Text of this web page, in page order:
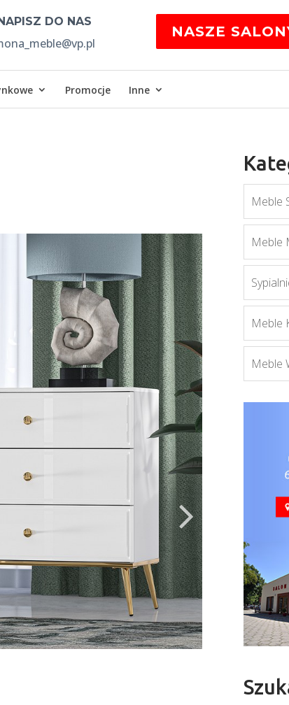
DO NAS
NASZE
Promocje Inne
Meble
Meble
Meble
Meble